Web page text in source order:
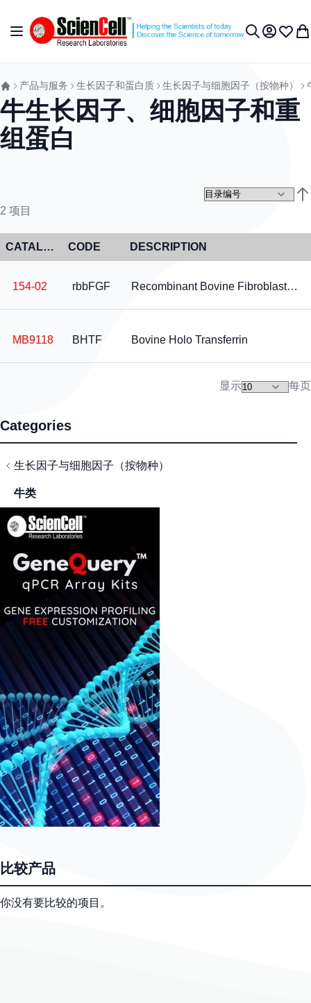
切换导航 我的账户
收藏夹
我
产品与服务 生长因子和蛋白质 生长因子与细胞因子（按物种）
Categories
生长因子与细胞因子（按物种）
牛类
牛生长因子、细胞因子和重
组蛋白
2 项目
CATALOG NO CODE DESCRIPTION
154-02 rbbFGF Recombinant Bovine Fibroblast Growth Factor-basic
MB9118 BHTF Bovine Holo Transferrin
显示 每页
比较产品
你没有要比较的项目。